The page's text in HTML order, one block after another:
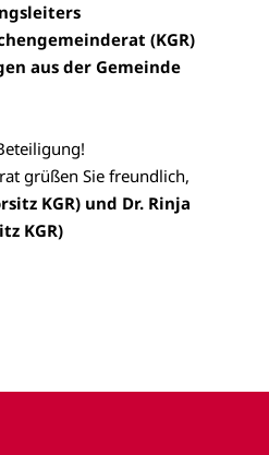
(KGR)
aus der Gemeinde
grüßen Sie freundlich,
KGR) und Dr. Rinja
KGR)